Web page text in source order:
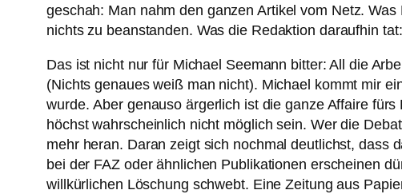
geschah: Man nahm den ganzen Artikel vom Netz.
nichts zu beanstanden. Was die Redaktion daraufhin
Das ist nicht nur für Michael Seemann bitter: All die
(Nichts genaues weiß man nicht). Michael kommt mir
wurde. Aber genauso ärgerlich ist die ganze Affaire
höchst wahrscheinlich nicht möglich sein. Wer die
mehr heran. Daran zeigt sich nochmal deutlichst, dass
bei der FAZ oder ähnlichen Publikationen erscheinen
willkürlichen Löschung schwebt. Eine Zeitung aus